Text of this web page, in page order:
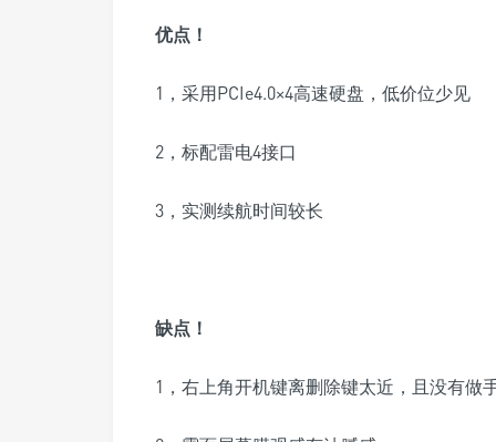
优点！
1，采用PCIe4.0×4高速硬盘，低价位少见
2，标配雷电4接口
3，实测续航时间较长
缺点！
1， 右上角开机键离删除键太近，且没有做